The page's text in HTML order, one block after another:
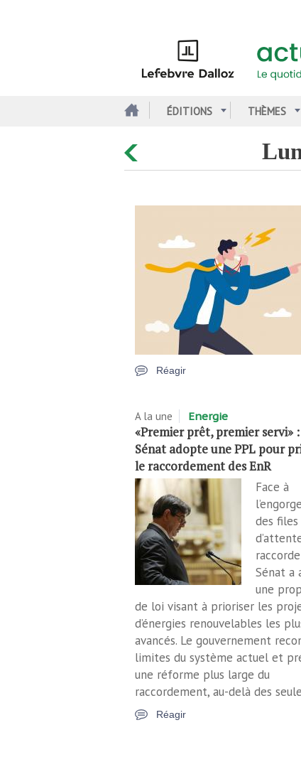
ÉDITIONS THÈMES
Réagir
A la une Energie
«Premier prêt, premier servi»
Sénat adopte une PPL pour
le raccordement des EnR
Face à
des files
Sénat a
une
de loi visant à prioriser les
d’énergies renouvelables les
avancés. Le gouvernement
limites du système actuel et
une réforme plus large du
raccordement, au-delà des
Réagir